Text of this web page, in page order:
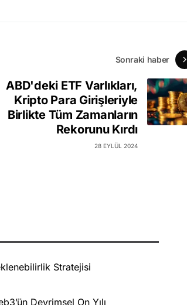
Sonraki haber
ABD'deki ETF Varlıkları,
Kripto Para Girişleriyle
Birlikte Tüm Zamanların
Rekorunu Kırdı
28 EYLÜL 2024
Stratejisi
Devrimsel On Yılı